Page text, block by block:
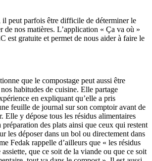
peut parfois être difficile de déterminer le
de nos matières. L’application « Ça va où »
est gratuite et permet de nous aider à faire le
que le compostage peut aussi être
habitudes de cuisine. Elle partage
en expliquant qu’elle a pris
feuille de journal sur son comptoir avant de
Elle y dépose tous les résidus alimentaires
préparation des plats ainsi que ceux qui restent
les déposer dans un bol ou directement dans
Fedak rappelle d’ailleurs que « les résidus
que ce soit de la viande ou que ce soit